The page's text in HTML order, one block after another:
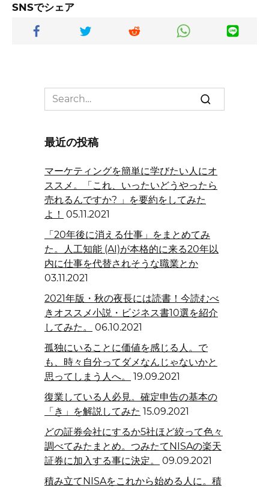
SNSでシェア
Search
for:
最近の投稿
マーケティングを簡単に学びたい人にオ
ススメ。「これ、いったいどうやったら
売れるんですか? 」を要約をしてみた
よ！ 05.11.2021
「20年後に消える仕事」をまとめてみ
た。人工知能 (AI)が本格的に来る20年以
内に仕事を代替されそうな職業とか
03.11.2021
2021年版・秋の夜長には読書！今読むべ
きオススメ小説・ビジネス書10選を紹介
してみた。
06.10.2021
孤独にいることに価値を感じる人。で
も、時々自分ってダメなんじゃないかと
思ってしまう人へ。
19.09.2021
復業している人必見。確定申告の基本の
「き」を解説してみた 15.09.2021
どの証券会社にするか5社ほど絞って色々
調べてみたまとめ。つみたてNISAの楽天
証券に加入する事に決定。
09.09.2021
積み立てNISAをこれから始める人に。積